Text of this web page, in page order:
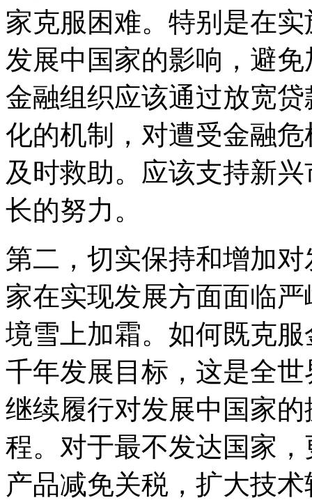
家克服困难。特别是在
发展中国家的影响，避
金融组织应该通过放宽
化的机制，对遭受金融
及时救助。应该支持新
长的努力。
第二，切实保持和增加
家在实现发展方面面临
境雪上加霜。如何既克
千年发展目标，这是全
继续履行对发展中国家
程。对于最不发达国家
产品减免关税，扩大技